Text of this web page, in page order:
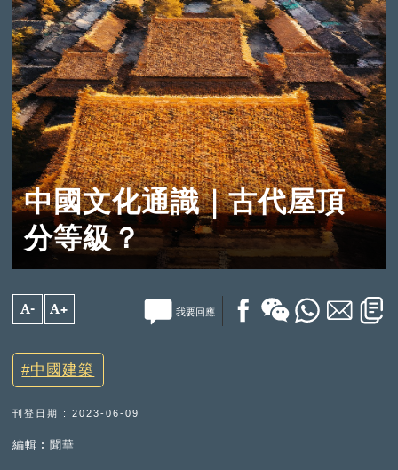
中國文化通識｜古代屋頂
分等級？
A- A+ 我要回應
中國建築
刊登日期 : 2023-06-09
編輯︰聞華